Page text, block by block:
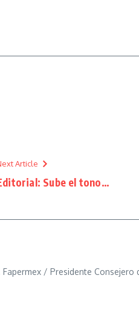
Article
Sube el tono…
/ Presidente